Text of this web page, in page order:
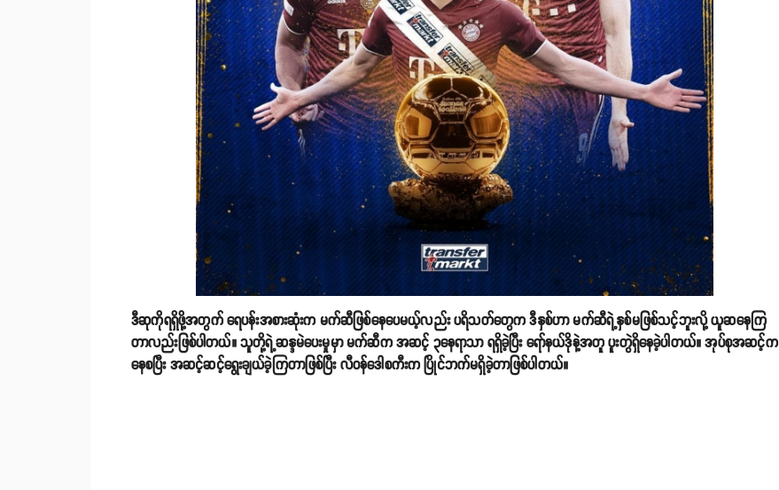
ဒီဆုကိုရရှိဖို့အတွက် ရေပန်းအစားဆုံးက မက်ဆီဖြစ်နေပေမယ့်လည်း ပရိသတ်တွေက ဒီနှစ်ဟာ မက်ဆီရဲ့နှစ်မဖြစ်သင့်ဘူးလို့ ယူဆနေကြ
တာလည်းဖြစ်ပါတယ်။ သူတို့ရဲ့ဆန္ဒမဲပေးမှုမှာ မက်ဆီက အဆင့် ၃နေရာသာ ရရှိခဲ့ပြီး ရော်နယ်ဒိုနဲ့အတူ ပူးတွဲရှိနေခဲ့ပါတယ်။ အုပ်စုအဆင့်က
နေစပြီး အဆင့်ဆင့်ရွေးချယ်ခဲ့ကြတာဖြစ်ပြီး လီဝန်ဒေါစကီးက ပြိုင်ဘက်မရှိခဲ့တာဖြစ်ပါတယ်။